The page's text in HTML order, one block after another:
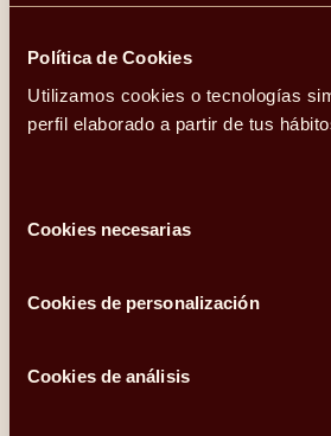
Política de Cookies
Utilizamos cookies o tecnologías
perfil elaborado a partir de tus
deCookies necesarias
Cookies de personalización
Cookies de análisis